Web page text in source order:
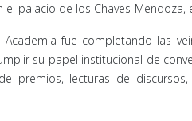
el palacio de los Chaves-Mendoza,
Academia fue completando las
su papel institucional de
premios, lecturas de